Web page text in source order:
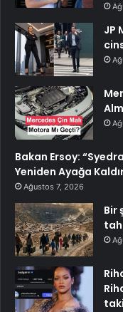
JP
Bakan Ersoy:
Yeniden Ayağa
Ağustos 7, 2026
Bir